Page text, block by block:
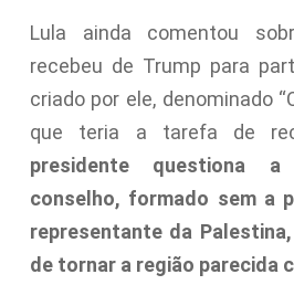
Lula ainda comentou
recebeu de Trump para
criado por ele, denominado
que teria a tarefa de
presidente questiona
conselho, formado sem a
representante da
de tornar a região parecida